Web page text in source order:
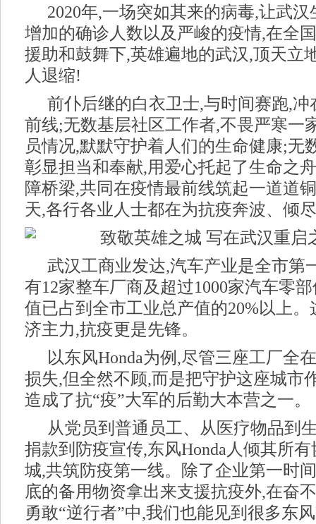
2020年,一场突如其来的病毒,让武
增加的确诊人数以及严峻的疫情,在全
援助和鼓舞下,英雄遍地的武汉,顶天立
人退缩!
前仆后继的白衣卫士,与时间赛跑,
前线;无数基层社区工作者,不畏严寒一
员情况,默默守护着人们的生命健康;无
彰显担当和奉献,用爱心托起了生命之
障桥梁,共同在疫情最前线筑起一道道
天,各行各业人士都在为抗疫奔波、倾
武汉工商业发达,汽车产业是全市第
有12家整车厂商及超过1000家汽车零
值已占到全市工业总产值的20%以上
济主力,抗疫更是先锋。
以东风Honda为例,尽管三座工厂全
损失,但全然不顾,而是把守护这座城市
造成了抗“疫”大军的后勤大本营之一。
从党员到普通员工、从医疗物品到
捐款到防疫宣传,东风Honda人倾其所
城,共筑防疫第一线。除了企业第一时
底的备用物资拿出来支援抗疫外,在奋
勇敢“逆行者”中,我们也能见到很多东